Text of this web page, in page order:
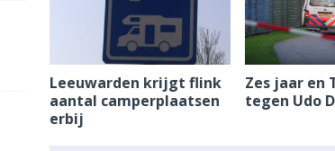
Leeuwarden krijgt flink
aantal camperplaatsen
erbij
Zes jaar en
tegen Udo